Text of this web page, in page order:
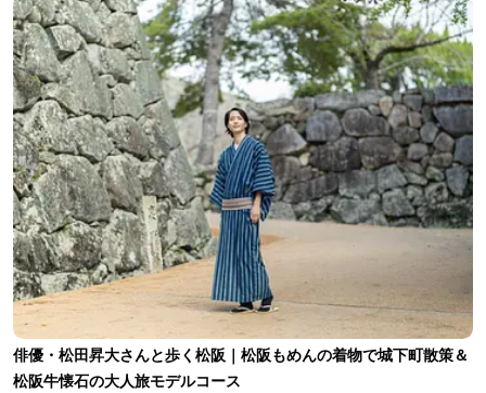
俳優・松田昇大さんと歩く松阪｜松阪もめんの着物で城下町散策＆
松阪牛懐石の大人旅モデルコース